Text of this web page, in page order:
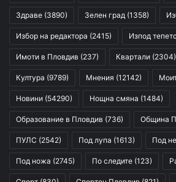
Здраве (3890) Зелен град (1358)
Избор на редактора (2415) Изпод
Имоти в Пловдив (237) Квартали (2304)
Култура (9789) Мнения (12142)
Новини (54290) Нощна смяна (1484)
Образование в Пловдив (736) Община
ПУЛС (2542) Под лупа (1613) Под
Под ножа (2745) По следите (123)